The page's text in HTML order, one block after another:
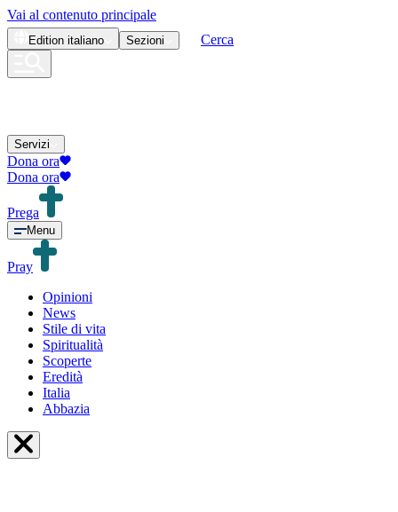
Vai al contenuto principale
Edition italiano Sezioni Cerca
Servizi
Dona ora
Dona ora
Prega
Menu
Pray
Opinioni
News
Stile di vita
Spiritualità
Scoperte
Eredità
Italia
Abbazia